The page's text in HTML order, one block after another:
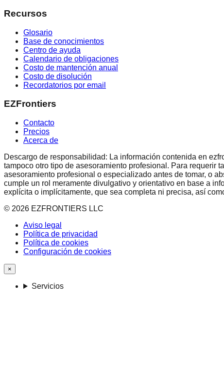
Recursos
Glosario
Base de conocimientos
Centro de ayuda
Calendario de obligaciones
Costo de mantención anual
Costo de disolución
Recordatorios por email
EZFrontiers
Contacto
Precios
Acerca de
Descargo de responsabilidad: La información contenida en
tampoco otro tipo de asesoramiento profesional. Para requerir
asesoramiento profesional o especializado antes de tomar, o
cumple un rol meramente divulgativo y orientativo en base a
explícita o implícitamente, que sea completa ni precisa, así
© 2026 EZFRONTIERS LLC
Aviso legal
Política de privacidad
Política de cookies
Configuración de cookies
×
Servicios